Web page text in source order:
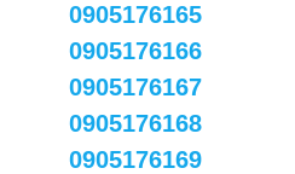
0905176165
0905176166
0905176167
0905176168
0905176169